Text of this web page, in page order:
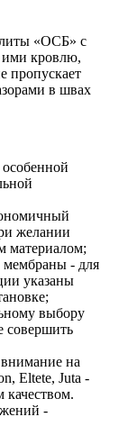
«ОСБ» с
ими кровлю,
пропускает
в швах
желании
материалом;
- для
указаны
выбору
совершить
на
Eltete, Juta -
качеством.
-